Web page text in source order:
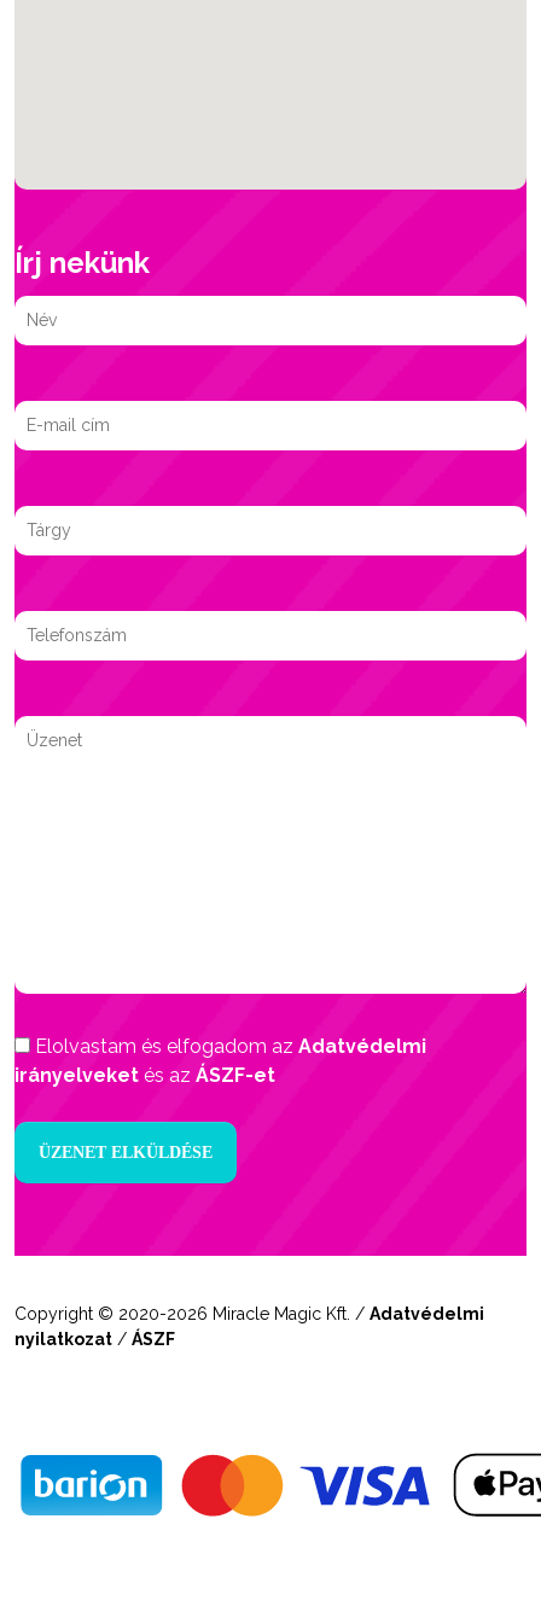
Írj nekünk
Elolvastam és elfogadom az Adatvédelmi
irányelveket és az ÁSZF-et
Copyright © 2020-2026 Miracle Magic Kft. / Adatvédelmi
nyilatkozat / ÁSZF